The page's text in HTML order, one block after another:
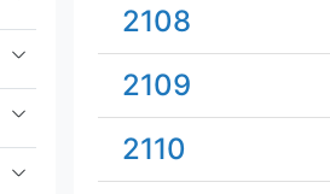
2108
2109
2110